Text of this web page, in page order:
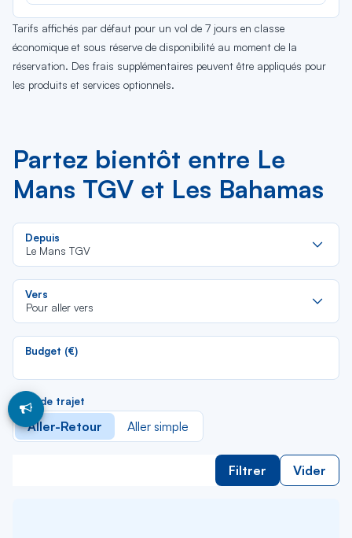
Tarifs affichés par défaut pour un vol de 7 jours en classe
économique et sous réserve de disponibilité au moment de la
réservation. Des frais supplémentaires peuvent être appliqués pour
les produits et services optionnels.
Partez bientôt entre Le
Mans TGV et Les Bahamas
Depuis
Le Mans TGV
Vers
Pour aller vers
Budget (€)
Type de trajet
Aller-Retour Aller simple
Filtrer Vider